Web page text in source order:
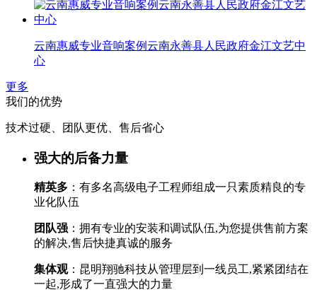
云南惠威专业音响案例云南永善县人民政府金江文艺中
心
更多
我们的优势
技术过硬、团队更优、售后省心
强大的后备力量
精英多 ：有多名高级电子工程师组成一只素质精良的专
业化队伍
团队强 ：拥有专业的安装和调试队伍,为您提供售前方案
的解决,售后快捷真诚的服务
集体观：昆明翔驰科技从管理层到一线员工,紧紧团结在
一起,形成了一直强大的力量